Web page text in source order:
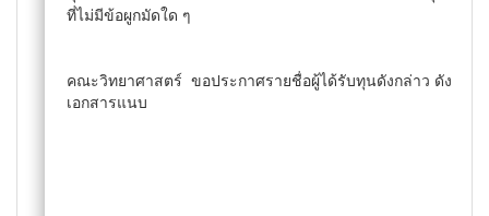
ที่ไม่มีข้อผูกมัดใด ๆ
คณะวิทยาศาสตร์ ขอประกาศรายชื่อผู้ได้รับทุนดังกล่าว ดัง
เอกสารแนบ